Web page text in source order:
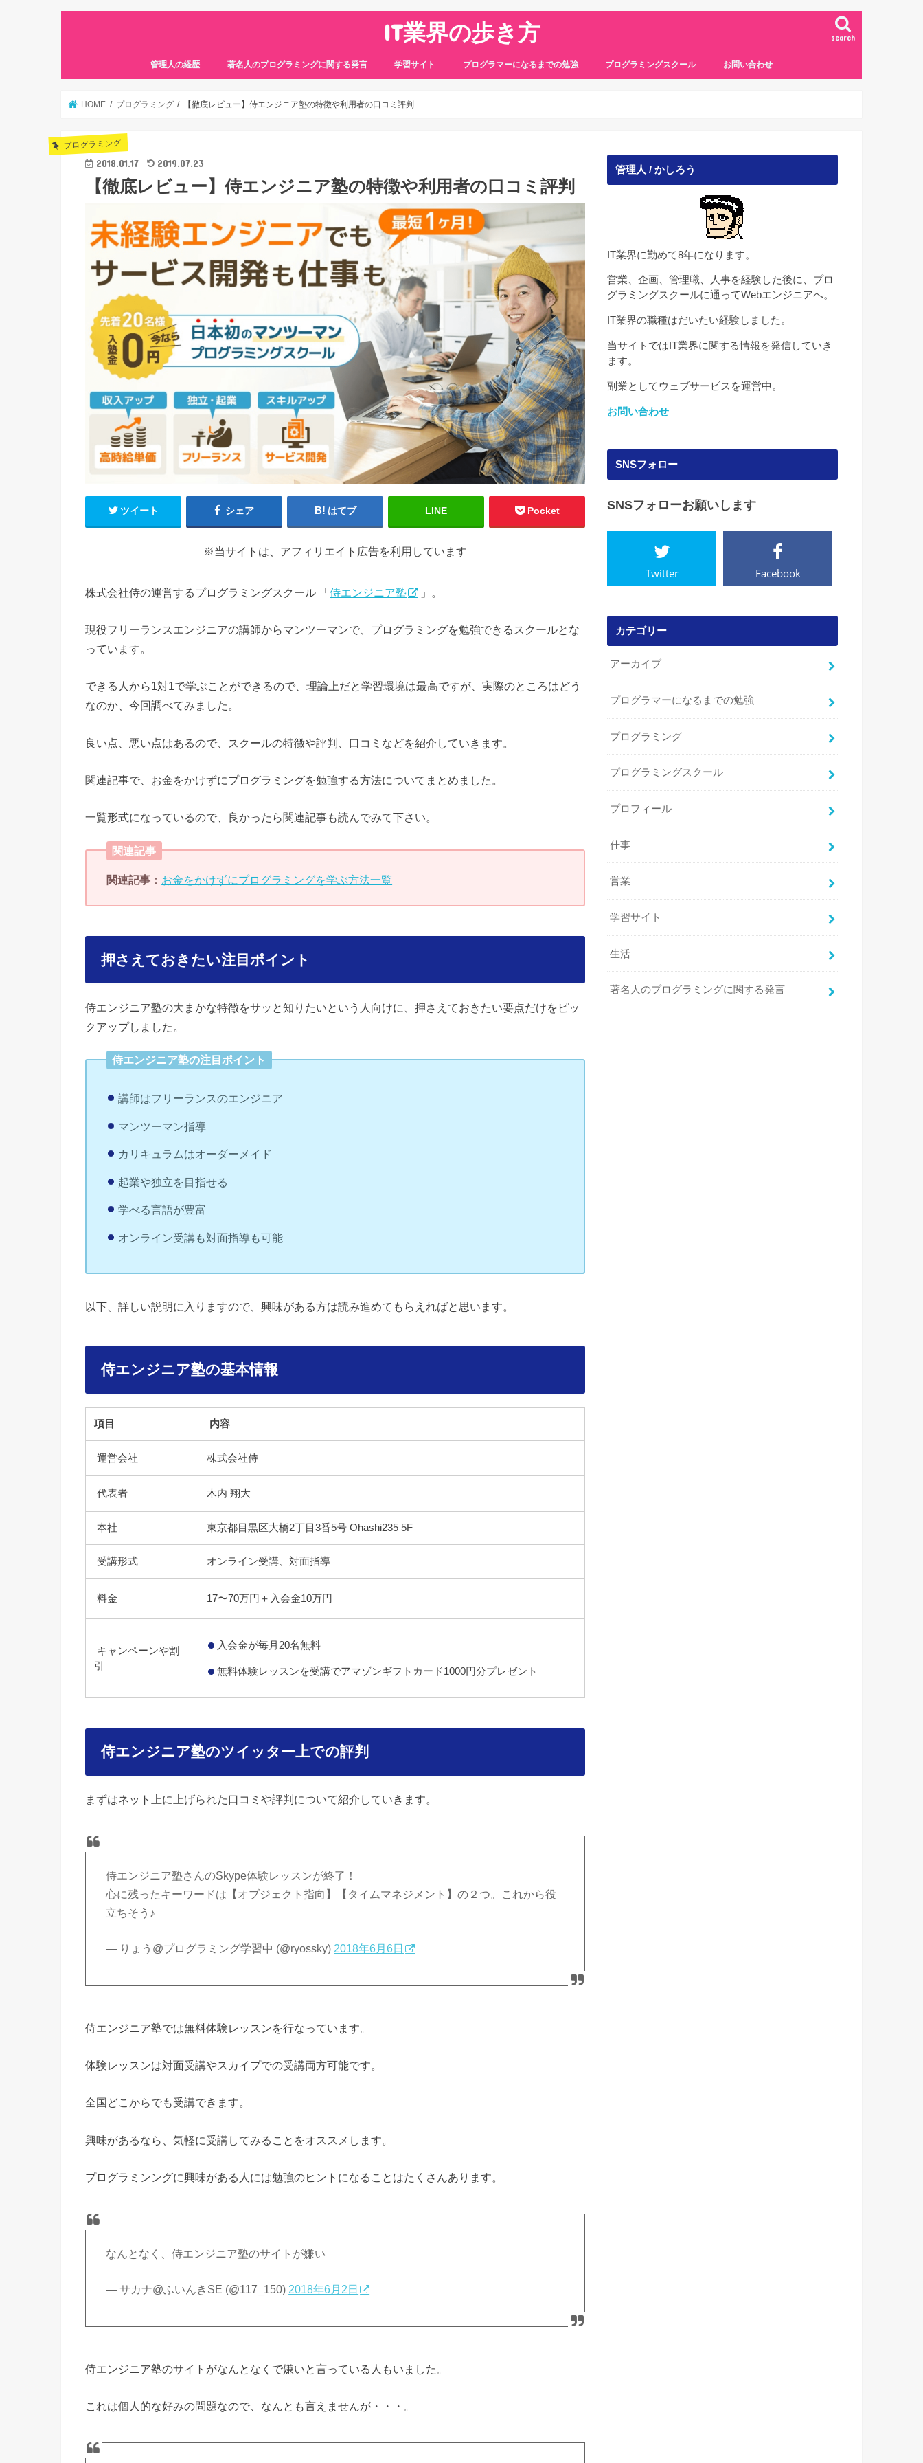
IT業界の歩き方 search
管理人の経歴 著名人のプログラミングに関する発言 学習サイト プログラマーになるまでの勉強 プログラミングスクール お問い合わせ
HOME プログラミング 【徹底レビュー】侍エンジニア塾の特徴や利用者の口コミ評判
プログラミング
2018.01.17 2019.07.23
【徹底レビュー】侍エンジニア塾の特徴や利用者の口コミ評判
ツイート シェア はてブ LINE Pocket
※当サイトは、アフィリエイト広告を利用しています
株式会社侍の運営するプログラミングスクール 「侍エンジニア塾 」。
現役フリーランスエンジニアの講師からマンツーマンで、プログラミングを勉強できるスクールとな
っています。
できる人から1対1で学ぶことができるので、理論上だと学習環境は最高ですが、実際のところはどう
なのか、今回調べてみました。
良い点、悪い点はあるので、スクールの特徴や評判、口コミなどを紹介していきます。
関連記事で、お金をかけずにプログラミングを勉強する方法についてまとめました。
一覧形式になっているので、良かったら関連記事も読んでみて下さい。
関連記事
関連記事 ： お金をかけずにプログラミングを学ぶ方法一覧
押さえておきたい注目ポイント
侍エンジニア塾の大まかな特徴をサッと知りたいという人向けに、押さえておきたい要点だけをピッ
クアップしました。
侍エンジニア塾の注目ポイント
講師はフリーランスのエンジニア
マンツーマン指導
カリキュラムはオーダーメイド
起業や独立を目指せる
学べる言語が豊富
オンライン受講も対面指導も可能
以下、詳しい説明に入りますので、興味がある方は読み進めてもらえればと思います。
侍エンジニア塾の基本情報
項目 内容
運営会社 株式会社侍
代表者 木内 翔大
本社 東京都目黒区大橋2丁目3番5号 Ohashi235 5F
受講形式 オンライン受講、対面指導
料金 17〜70万円＋入会金10万円
キャンペーンや割
引
入会金が毎月20名無料
無料体験レッスンを受講でアマゾンギフトカード1000円分プレゼント
侍エンジニア塾のツイッター上での評判
まずはネット上に上げられた口コミや評判について紹介していきます。
侍エンジニア塾さんのSkype体験レッスンが終了！
心に残ったキーワードは【オブジェクト指向】【タイムマネジメント】の２つ。これから役
立ちそう♪
— りょう@プログラミング学習中 (@ryossky) 2018年6月6日
侍エンジニア塾では無料体験レッスンを行なっています。
体験レッスンは対面受講やスカイプでの受講両方可能です。
全国どこからでも受講できます。
興味があるなら、気軽に受講してみることをオススメします。
プログラミンングに興味がある人には勉強のヒントになることはたくさんあります。
なんとなく、侍エンジニア塾のサイトが嫌い
— サカナ@ふいんきSE (@117_150) 2018年6月2日
侍エンジニア塾のサイトがなんとなくで嫌いと言っている人もいました。
これは個人的な好みの問題なので、なんとも言えませんが・・・。
管理人 / かしろう
IT業界に勤めて8年になります。
営業、企画、管理職、人事を経験した後に、プロ
グラミングスクールに通ってWebエンジニアへ。
IT業界の職種はだいたい経験しました。
当サイトではIT業界に関する情報を発信していき
ます。
副業としてウェブサービスを運営中。
お問い合わせ
SNSフォロー
SNSフォローお願いします
Twitter Facebook
カテゴリー
アーカイブ
プログラマーになるまでの勉強
プログラミング
プログラミングスクール
プロフィール
仕事
営業
学習サイト
生活
著名人のプログラミングに関する発言